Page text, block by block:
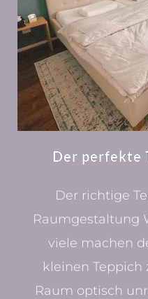
Der perfekte
Der richtige
Raumgestaltung
viele machen
kleinen Teppich
Raum optisch